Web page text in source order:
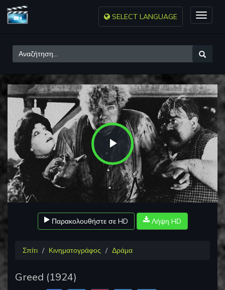
Toggle
SELECT LANGUAGE
Play
Video
Παρακολουθήστε σε HD Λήψη HD
Σπίτι Κινηματογράφος Δράμα
Greed (1924)